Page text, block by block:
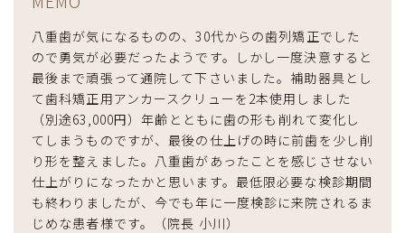
八重歯が気になるものの、30代からの歯列矯正でした
ので勇気が必要だったようです。しかし一度決意すると
最後まで頑張って通院して下さいました。補助器具とし
て歯科矯正用アンカースクリューを2本使用しました
（別途63,000円）年齢とともに歯の形も削れて変化し
てしまうものですが、最後の仕上げの時に前歯を少し削
り形を整えました。八重歯があったことを感じさせない
仕上がりになったかと思います。最低限必要な検診期間
も終わりましたが、今でも年に一度検診に来院されるま
じめな患者様です。（院長 小川）